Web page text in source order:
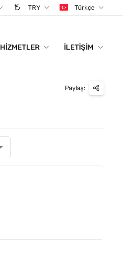
TRY Türkçe
HIZMETLER İLETIŞIM
Paylaş: